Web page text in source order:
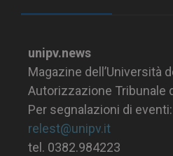
unipv.news
Magazine dell’Università
Autorizzazione Tribunale
Per segnalazioni di eventi:
relest@unipv.it
tel. 0382.984223